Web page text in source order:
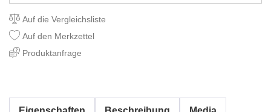
Auf die Vergleichsliste
Auf den Merkzettel
Produktanfrage